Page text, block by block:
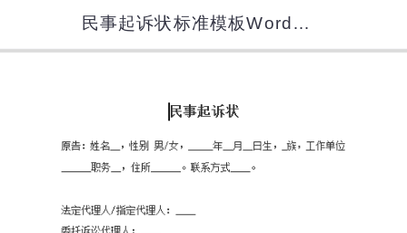
民事起诉状标准模板Word模板